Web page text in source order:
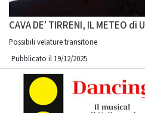
CAVA DE’ TIRRENI, IL METEO
Possibili velature transitorie
Pubblicato il 19/12/2025